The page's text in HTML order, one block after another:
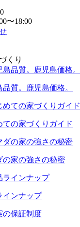
〜18:00
くり
品質。鹿児島価格。
ての家づくりガイド
の家の強さの秘密
インナップ